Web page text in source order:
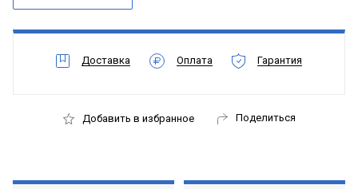
Доставка Оплата Гарантия
Добавить в избранное Поделиться